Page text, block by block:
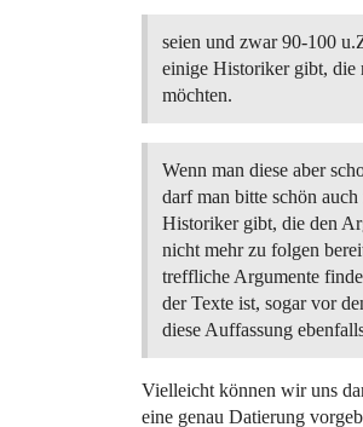
seien und zwar 90-100
einige Historiker gibt, die
möchten.
Wenn man diese aber
darf man bitte schön
Historiker gibt, die den
nicht mehr zu folgen
treffliche Argumente
der Texte ist, sogar vor
diese Auffassung
Vielleicht können wir uns
eine genau Datierung